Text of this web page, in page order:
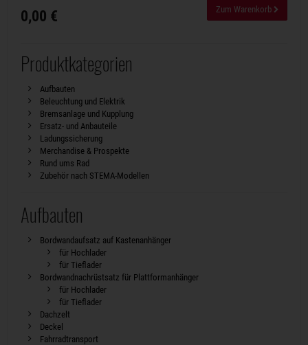
0,00 € Zum Warenkorb
Produktkategorien
Aufbauten
Beleuchtung und Elektrik
Bremsanlage und Kupplung
Ersatz- und Anbauteile
Ladungssicherung
Merchandise & Prospekte
Rund ums Rad
Zubehör nach STEMA-Modellen
Aufbauten
Bordwandaufsatz auf Kastenanhänger
für Hochlader
für Tieflader
Bordwandnachrüstsatz für Plattformanhänger
für Hochlader
für Tieflader
Dachzelt
Deckel
Fahrradtransport